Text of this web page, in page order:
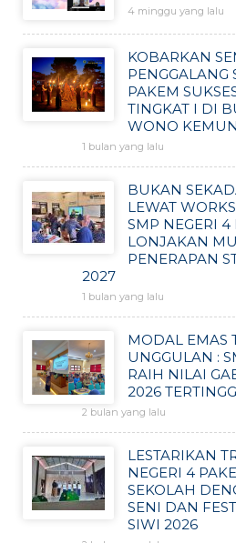
4 minggu yang lalu
KOBARKAN
PENGGALANG
PAKEM
TINGKAT I DI
WONO
1 bulan yang lalu
BUKAN
LEWAT
SMP NEGERI
LONJAKAN
PENERAPAN
2027
1 bulan yang lalu
MODAL EMAS
UNGGULAN :
RAIH NILAI
2026
2 bulan yang lalu
LESTARIKAN
NEGERI 4
SEKOLAH
SENI DAN
SIWI 2026